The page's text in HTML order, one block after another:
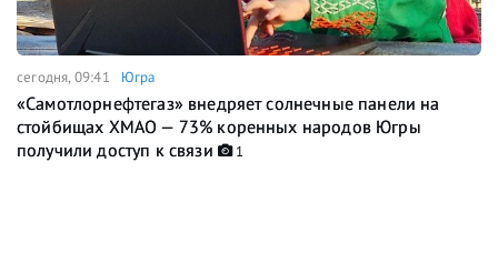
сегодня, 09:41 Югра
«Самотлорнефтегаз» внедряет солнечные панели на
стойбищах ХМАО — 73% коренных народов Югры
получили доступ к связи
1